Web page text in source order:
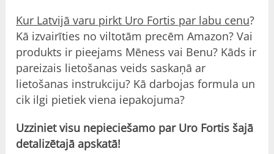
Kur Latvijā varu pirkt Uro Fortis par labu cenu?
Kā izvairīties no viltotām precēm Amazon? Vai
produkts ir pieejams Mēness vai Benu? Kāds ir
pareizais lietošanas veids saskaņā ar
lietošanas instrukciju? Kā darbojas formula un
cik ilgi pietiek viena iepakojuma?
Uzziniet visu nepieciešamo par Uro Fortis šajā
detalizētajā apskatā!